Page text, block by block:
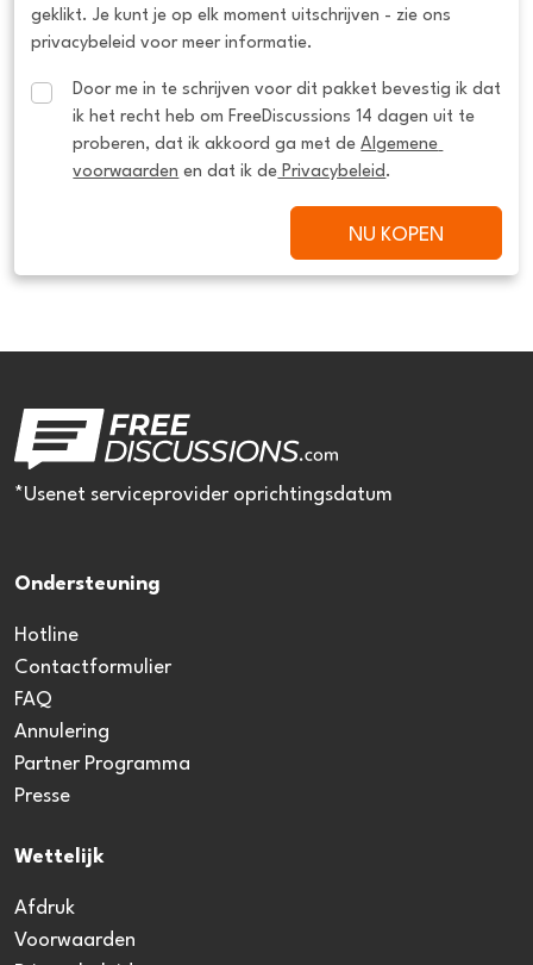
geklikt. Je kunt je op elk moment uitschrijven - zie ons
privacybeleid voor meer informatie.
Door me in te schrijven voor dit pakket bevestig ik dat
ik het recht heb om FreeDiscussions 14 dagen uit te
proberen, dat ik akkoord ga met de Algemene
voorwaarden en dat ik de Privacybeleid .
NU KOPEN
*Usenet serviceprovider oprichtingsdatum
Ondersteuning
Hotline
Contactformulier
FAQ
Annulering
Partner Programma
Presse
Wettelijk
Afdruk
Voorwaarden